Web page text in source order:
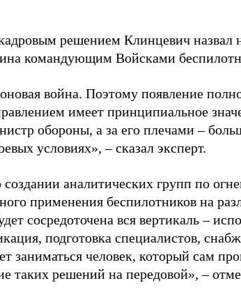
решением Клинцевич назвал
командующим Войсками
война. Поэтому появление
имеет принципиальное
обороны, а за его плечами –
условиях», – сказал эксперт.
создании аналитических групп по
применения беспилотников на
сосредоточена вся вертикаль –
подготовка специалистов,
заниматься человек, который сам
таких решений на передовой», –